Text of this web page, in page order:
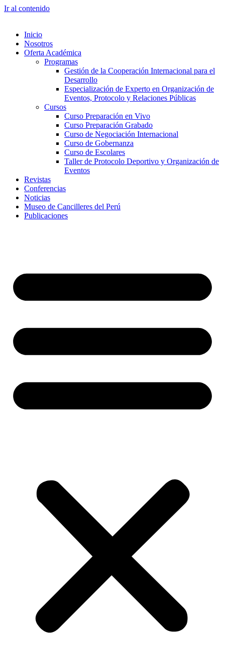
Ir al contenido
Inicio
Nosotros
Oferta Académica
Programas
Gestión de la Cooperación Internacional para el
Desarrollo
Especialización de Experto en Organización de
Eventos, Protocolo y Relaciones Públicas
Cursos
Curso Preparación en Vivo
Curso Preparación Grabado
Curso de Negociación Internacional
Curso de Gobernanza
Curso de Escolares
Taller de Protocolo Deportivo y Organización de
Eventos
Revistas
Conferencias
Noticias
Museo de Cancilleres del Perú
Publicaciones